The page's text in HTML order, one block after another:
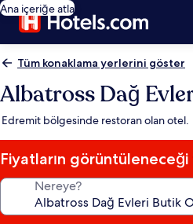
Ana içeriğe atla
Tüm konaklama yerlerini göster
Albatross Dağ
Edremit bölgesinde restoran olan otel.
Fiyatların
Nereye?